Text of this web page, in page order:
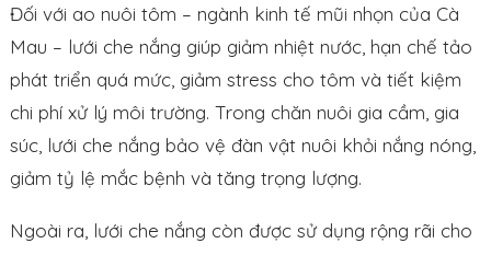
Đối với ao nuôi tôm – ngành kinh tế mũi nhọn của Cà
Mau – lưới che nắng giúp giảm nhiệt nước, hạn chế tảo
phát triển quá mức, giảm stress cho tôm và tiết kiệm
chi phí xử lý môi trường. Trong chăn nuôi gia cầm, gia
súc, lưới che nắng bảo vệ đàn vật nuôi khỏi nắng nóng,
giảm tỷ lệ mắc bệnh và tăng trọng lượng.
Ngoài ra, lưới che nắng còn được sử dụng rộng rãi cho